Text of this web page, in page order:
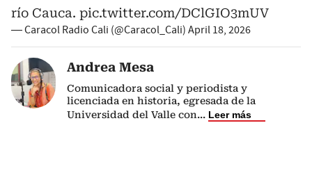
río Cauca. pic.twitter.com/DClGIO3mUV
— Caracol Radio Cali (@Caracol_Cali) April 18, 2026
Andrea Mesa
Comunicadora social y periodista y
licenciada en historia, egresada de la
Universidad del Valle con... Leer más